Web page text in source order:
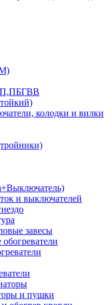
колодки и вилки
и выключателей
завесы
и пушки